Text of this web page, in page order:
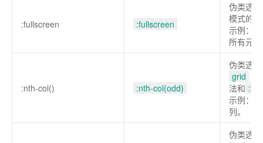
:fullscreen :fullscreen
伪类选
模式的
示例：
所有元
:nth-col() :nth-col(odd)
伪类选
grid
法和
示例：
列。
伪类选